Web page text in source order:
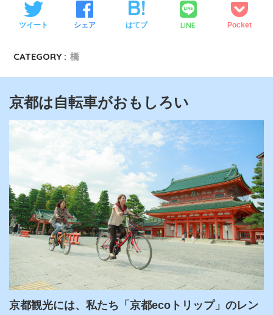
ツイート シェア はてブ LINE Pocket
CATEGORY : 橋
京都は自転車がおもしろい
京都観光には、私たち「京都ecoトリップ」のレン